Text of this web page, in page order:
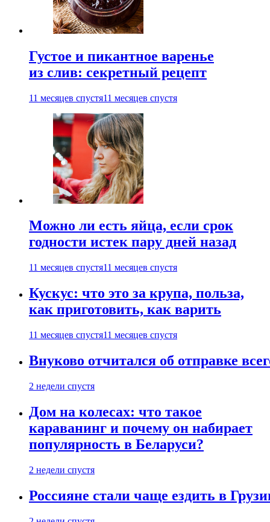
Густое и пикантное варенье
из слив: секретный рецепт
11 месяцев спустя11 месяцев спустя
Можно ли есть яйца, если срок
годности истек пару дней назад
11 месяцев спустя11 месяцев спустя
Кускус: что это за крупа, польза,
как приготовить, как варить
11 месяцев спустя11 месяцев спустя
Внуково отчитался об отправке
2 недели спустя
Дом на колесах: что такое
караванинг и почему он набирает
популярность в Беларуси?
2 недели спустя
Россияне стали чаще ездить в